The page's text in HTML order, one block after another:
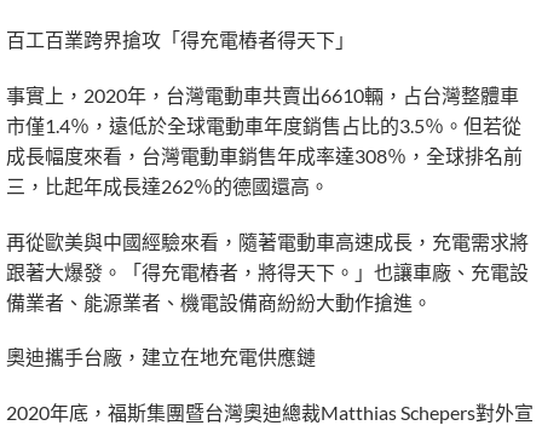
百工百業跨界搶攻「得充電樁者得天下」
事實上，2020年，台灣電動車共賣出6610輛，占台灣整體車
市僅1.4％，遠低於全球電動車年度銷售占比的3.5％。但若從
成長幅度來看，台灣電動車銷售年成率達308％，全球排名前
三，比起年成長達262％的德國還高。
再從歐美與中國經驗來看，隨著電動車高速成長，充電需求將
跟著大爆發。「得充電樁者，將得天下。」也讓車廠、充電設
備業者、能源業者、機電設備商紛紛大動作搶進。
奧迪攜手台廠，建立在地充電供應鏈
2020年底，福斯集團暨台灣奧迪總裁Matthias Schepers對外宣